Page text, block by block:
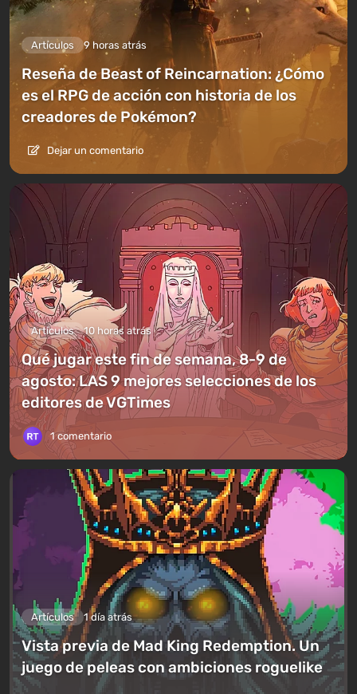
Artículos 9 horas atrás
Reseña de Beast of Reincarnation: ¿Cómo
es el RPG de acción con historia de los
creadores de Pokémon?
Dejar un comentario
Artículos 10 horas atrás
Qué jugar este fin de semana, 8-9 de
agosto: LAS 9 mejores selecciones de los
editores de VGTimes
1 comentario
Artículos 1 día atrás
Vista previa de Mad King Redemption. Un
juego de peleas con ambiciones roguelike